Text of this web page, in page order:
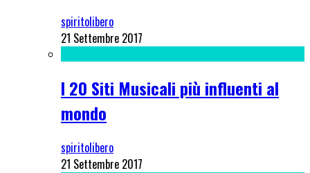
spiritolibero
21 Settembre 2017
I 20 Siti Musicali più influenti al
mondo
spiritolibero
21 Settembre 2017